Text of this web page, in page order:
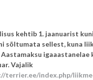
kehtib 1. jaanuarist
sõltumata sellest, kuna
igaaastanelae
Vajalik
terrier.ee/index.php/